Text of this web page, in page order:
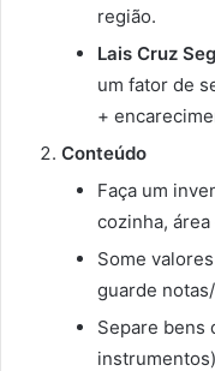
região.
Lais Cruz
um fator de
+
Conteúdo
Faça um
cozinha,
Some
guarde
Separe bens